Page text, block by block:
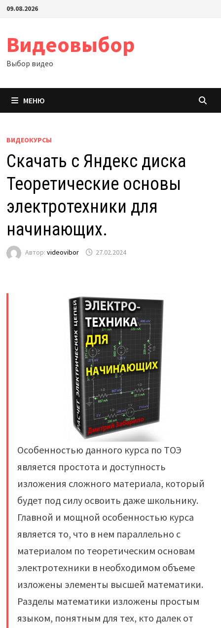
Перейти
09.08.2026
Видеовыбор
Выбор видео
МЕНЮ
ВИДЕОКУРСЫ
Скачать с Яндекс диска
Теоретические основы
электротехники для
начинающих.
Автор: videovibor 27.02.2024
Особенностью данного курса по ТОЭ
является простота и доступность
изложения сложного материала, который
будет под силу освоить даже школьнику.
Главной и мощной особенностью курса
является то, что в нем параллельно с
материалом по теоретическим основам
электротехники в необходимом объеме
изложены элементы высшей математики.
Разделы математики изложены простым
языком, понятным для тех, кто далек от